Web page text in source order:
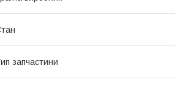
запчастини